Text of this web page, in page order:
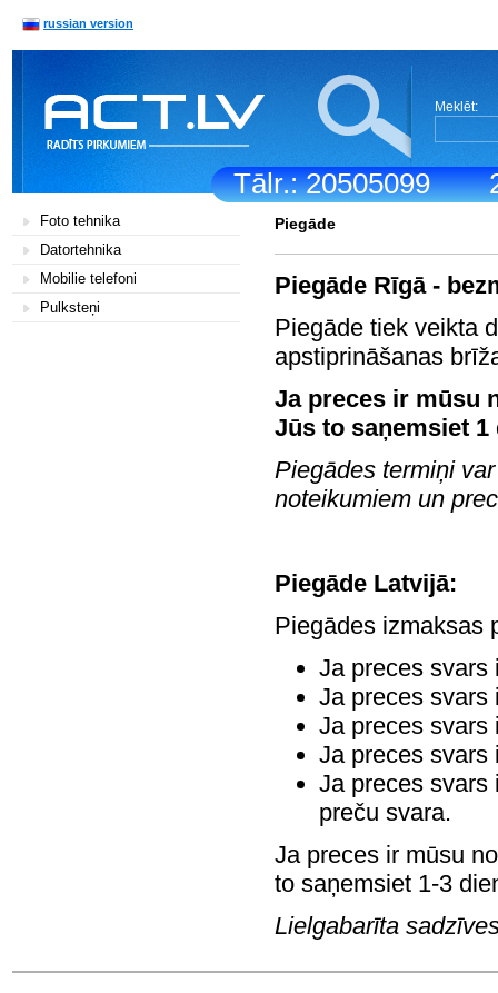
Tālr.: 20505099
russian version
Meklēt:
Foto tehnika
Datortehnika
Mobilie telefoni
Pulksteņi
Piegāde
Piegāde Rīgā -
Piegāde tiek veikta
apstiprināšanas
Ja preces ir mūsu
Jūs to saņemsiet 1
Piegādes termiņi
noteikumiem un
Piegāde Latvijā:
Piegādes izmaksas
Ja preces svars
Ja preces svars
Ja preces svars
Ja preces svars
Ja preces svars
preču svara.
Ja preces ir mūsu
to saņemsiet 1-3
Lielgabarīta